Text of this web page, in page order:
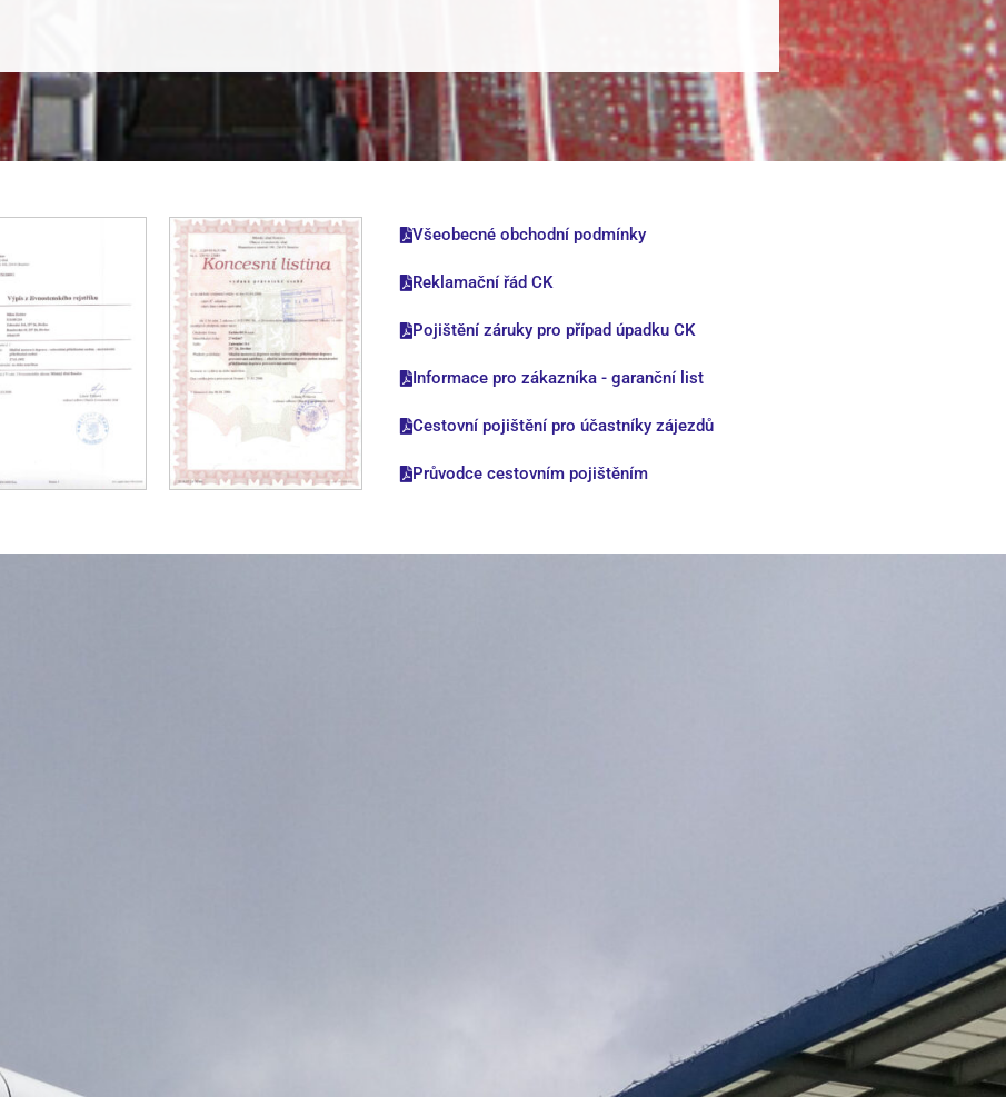
Všeobecné obchodní podmínky
Reklamační řád CK
Pojištění záruky pro případ úpadku CK
Informace pro zákazníka - garanční list
Cestovní pojištění pro účastníky zájezdů
Průvodce cestovním pojištěním